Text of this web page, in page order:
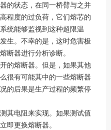
的状态，在同一桥臂与之并
程度的过负荷，它们熔芯的
统能够监视到这种超限温
生。不幸的是，这时危害极
断器进行分析诊断。
的熔断器。但是，如果其他
很有可能其中的一些熔断器
的后果是生产过程的频繁停
其电阻来实现。如果测试值
即更换熔断器。